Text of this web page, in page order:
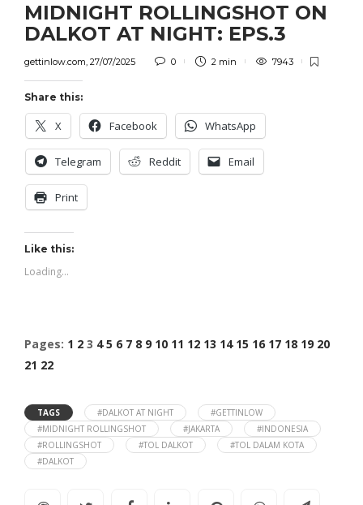
MIDNIGHT ROLLINGSHOT ON
DALKOT AT NIGHT: EPS.3
gettinlow.com, 27/07/2025 0 2 min 7943
Share this:
X Facebook WhatsApp
Telegram Reddit Email
Print
Like this:
Loading...
Pages: 1 2 3 4 5 6 7 8 9 10 11 12 13 14 15 16 17 18 19 20
21 22
TAGS #DALKOT AT NIGHT
#GETTINLOW
#MIDNIGHT ROLLINGSHOT
#JAKARTA
#INDONESIA
#ROLLINGSHOT
#TOL DALKOT
#TOL DALAM KOTA
#DALKOT